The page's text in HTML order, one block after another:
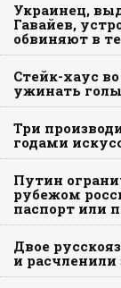
Украинец,
Гавайев,
обвиняют в
Стейк-хаус
ужинать
Три
годами
Путин
рубежом
паспорт или
Двое
и расчленили